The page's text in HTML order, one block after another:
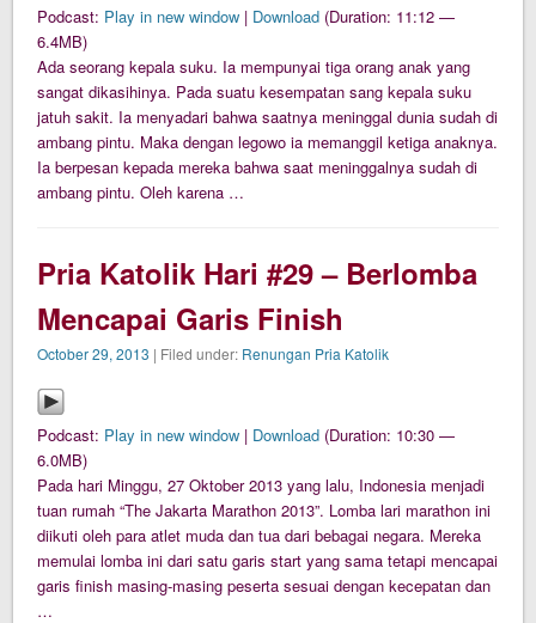
Podcast: Play in new window | Download (Duration: 11:12 —
6.4MB)
Ada seorang kepala suku. Ia mempunyai tiga orang anak yang
sangat dikasihinya. Pada suatu kesempatan sang kepala suku
jatuh sakit. Ia menyadari bahwa saatnya meninggal dunia sudah di
ambang pintu. Maka dengan legowo ia memanggil ketiga anaknya.
Ia berpesan kepada mereka bahwa saat meninggalnya sudah di
ambang pintu. Oleh karena …
Pria Katolik Hari #29 – Berlomba
Mencapai Garis Finish
October 29, 2013 | Filed under: Renungan Pria Katolik
Podcast: Play in new window | Download (Duration: 10:30 —
6.0MB)
Pada hari Minggu, 27 Oktober 2013 yang lalu, Indonesia menjadi
tuan rumah “The Jakarta Marathon 2013”. Lomba lari marathon ini
diikuti oleh para atlet muda dan tua dari bebagai negara. Mereka
memulai lomba ini dari satu garis start yang sama tetapi mencapai
garis finish masing-masing peserta sesuai dengan kecepatan dan
…